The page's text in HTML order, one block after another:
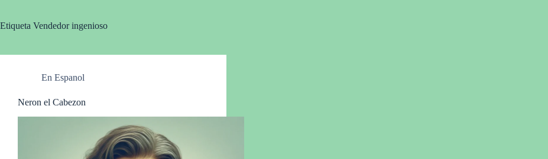
Etiqueta Vendedor ingenioso
En Espanol
Neron el Cabezon